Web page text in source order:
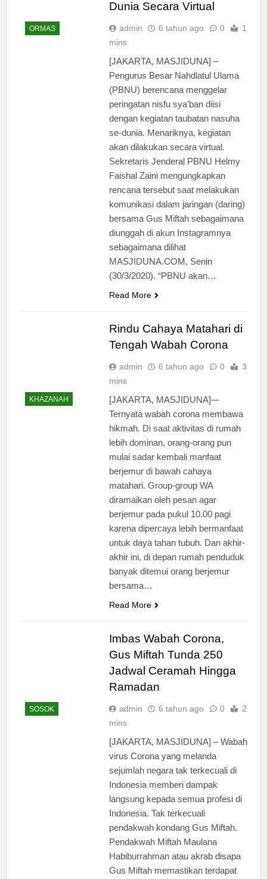
ORMAS
Dunia Secara Virtual
admin 6 tahun ago 0
1
mins
[JAKARTA, MASJIDUNA] –
Pengurus Besar Nahdlatul Ulama
(PBNU) berencana menggelar
peringatan nisfu sya’ban diisi
dengan kegiatan taubatan nasuha
se-dunia. Menariknya, kegiatan
akan dilakukan secara virtual.
Sekretaris Jenderal PBNU Helmy
Faishal Zaini mengungkapkan
rencana tersebut saat melakukan
komunikasi dalam jaringan (daring)
bersama Gus Miftah sebagaimana
diunggah di akun Instagramnya
sebagaimana dilihat
MASJIDUNA.COM, Senin
(30/3/2020). “PBNU akan…
Read More
KHAZANAH
Rindu Cahaya Matahari di
Tengah Wabah Corona
admin 6 tahun ago 0
3
mins
[JAKARTA, MASJIDUNA]-–
Ternyata wabah corona membawa
hikmah. Di saat aktivitas di rumah
lebih dominan, orang-orang pun
mulai sadar kembali manfaat
berjemur di bawah cahaya
matahari. Group-group WA
diramaikan oleh pesan agar
berjemur pada pukul 10.00 pagi
karena dipercaya lebih bermanfaat
untuk daya tahan tubuh. Dan akhir-
akhir ini, di depan rumah penduduk
banyak ditemui orang berjemur
bersama…
Read More
SOSOK
Imbas Wabah Corona,
Gus Miftah Tunda 250
Jadwal Ceramah Hingga
Ramadan
admin 6 tahun ago 0
2
mins
[JAKARTA, MASJIDUNA] – Wabah
virus Corona yang melanda
sejumlah negara tak terkecuali di
Indonesia memberi dampak
langsung kepada semua profesi di
Indonesia. Tak terkecuali
pendakwah kondang Gus Miftah.
Pendakwah Miftah Maulana
Habiburrahman atau akrab disapa
Gus Miftah memastikan terdapat